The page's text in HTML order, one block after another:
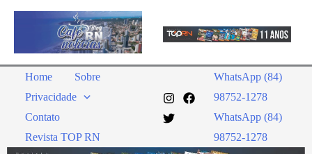
conteúdo
Home
Sobre
Privacidade
Contato
Revista TOP RN
WhatsApp (84)
98752-1278
WhatsApp (84)
98752-1278